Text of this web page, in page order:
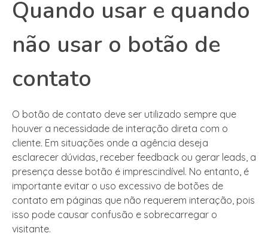
Quando usar e quando
não usar o botão de
contato
O botão de contato deve ser utilizado sempre que
houver a necessidade de interação direta com o
cliente. Em situações onde a agência deseja
esclarecer dúvidas, receber feedback ou gerar leads, a
presença desse botão é imprescindível. No entanto, é
importante evitar o uso excessivo de botões de
contato em páginas que não requerem interação, pois
isso pode causar confusão e sobrecarregar o
visitante.